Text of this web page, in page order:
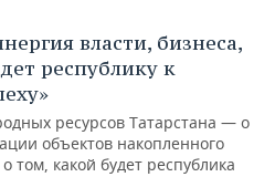
власти, бизнеса,
республику к
ресурсов Татарстана — о
объектов накопленного
том, какой будет республика